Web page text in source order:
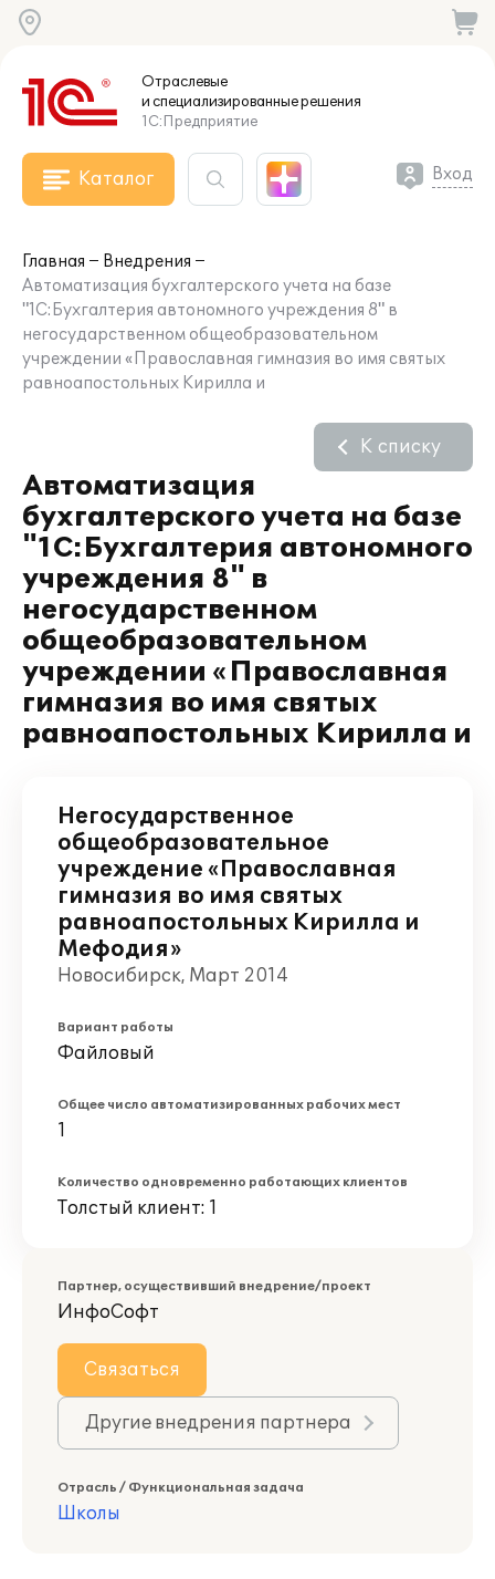
Отраслевые
и специализированныерешения
1С:Предприятие
Каталог Вход
Главная
Внедрения
Автоматизация бухгалтерского учета на базе
"1С:Бухгалтерия автономного учреждения 8" в
негосударственном общеобразовательном
учреждении «Православная гимназия во имя святых
равноапостольных Кирилла и
Автоматизация
бухгалтерского учета на базе
"1С:Бухгалтерия автономного
учреждения 8" в
негосударственном
общеобразовательном
учреждении «Православная
гимназия во имя святых
равноапостольных Кирилла и
К списку
Негосударственное
общеобразовательное
учреждение «Православная
гимназия во имя святых
равноапостольных Кирилла и
Мефодия»
Новосибирск, Март 2014
Вариант работы
Файловый
Общее число автоматизированных рабочих мест
1
Количество одновременно работающих клиентов
Толстый клиент: 1
Партнер, осуществивший внедрение/проект
ИнфоСофт
Связаться
Другие внедрения партнера
Отрасль / Функциональная задача
Школы